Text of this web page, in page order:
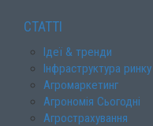
СТАТТІ
Ідеї & тренди
Інфраструктура ринку
Агромаркетинг
Агрономія Сьогодні
Агрострахування